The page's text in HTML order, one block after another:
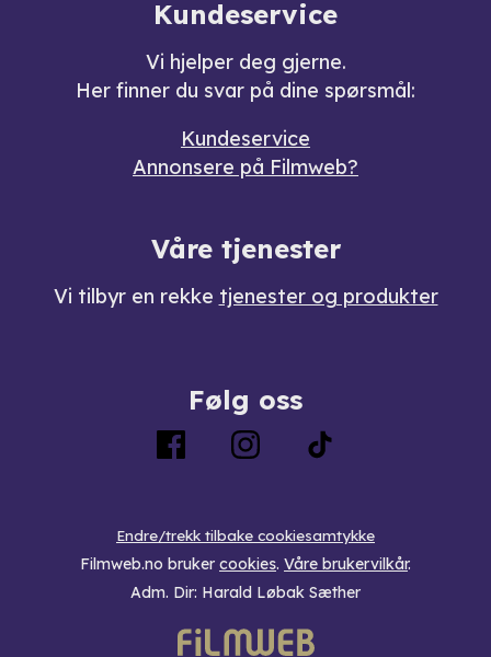
Kundeservice
Vi hjelper deg gjerne.
Her finner du svar på dine spørsmål:
Kundeservice
Annonsere på Filmweb?
Våre tjenester
Vi tilbyr en rekke tjenester og produkter
Følg oss
Endre/trekk tilbake cookiesamtykke
Filmweb.no bruker cookies. Våre brukervilkår.
Adm. Dir: Harald Løbak Sæther